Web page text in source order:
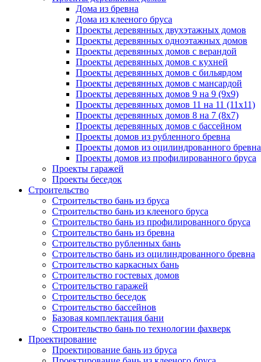
Дома из бревна
Дома из клееного бруса
Проекты деревянных двухэтажных домов
Проекты деревянных одноэтажных домов
Проекты деревянных домов с верандой
Проекты деревянных домов с кухней
Проекты деревянных домов с бильярдом
Проекты деревянных домов с мансардой
Проекты деревянных домов 9 на 9 (9x9)
Проекты деревянных домов 11 на 11 (11x11)
Проекты деревянных домов 8 на 7 (8x7)
Проекты деревянных домов с бассейном
Проекты домов из рубленного бревна
Проекты домов из оцилиндрованного бревна
Проекты домов из профилированного бруса
Проекты гаражей
Проекты беседок
Строительство
Строительство бань из бруса
Строительство бань из клееного бруса
Строительство бань из профилированного бруса
Строительство бань из бревна
Строительство рубленных бань
Строительство бань из оцилиндрованного бревна
Строительство каркасных бань
Строительство гостевых домов
Строительство гаражей
Строительство беседок
Строительство бассейнов
Базовая комплектация бани
Строительство бань по технологии фахверк
Проектирование
Проектирование бань из бруса